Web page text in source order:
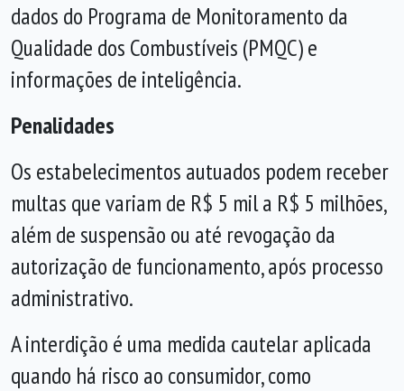
dados do Programa de Monitoramento da
Qualidade dos Combustíveis (PMQC) e
informações de inteligência.
Penalidades
Os estabelecimentos autuados podem receber
multas que variam de R$ 5 mil a R$ 5 milhões,
além de suspensão ou até revogação da
autorização de funcionamento, após processo
administrativo.
A interdição é uma medida cautelar aplicada
quando há risco ao consumidor, como